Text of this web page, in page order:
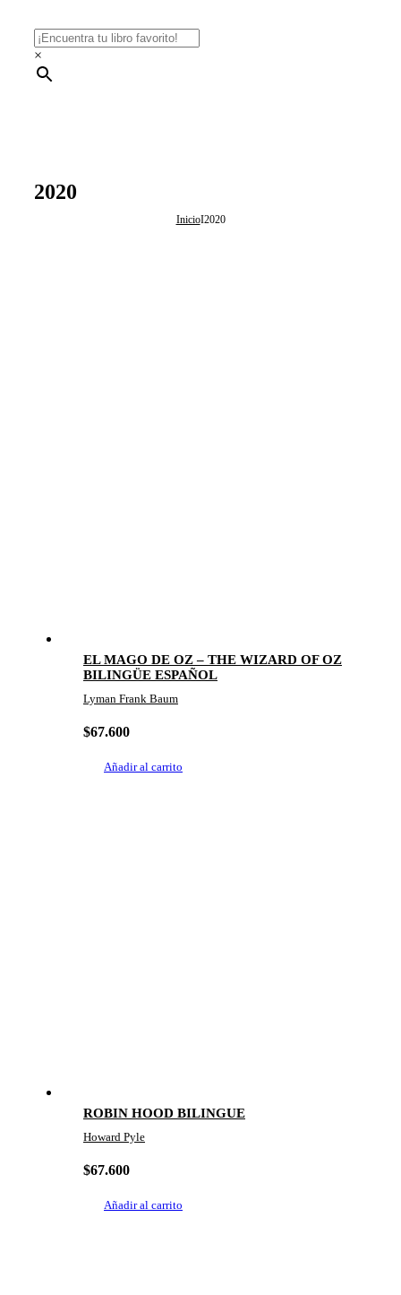
×
2020
InicioI2020
EL MAGO DE OZ – THE WIZARD OF OZ
BILINGÜE ESPAÑOL
Lyman Frank Baum
$67.600
Añadir al carrito
ROBIN HOOD BILINGUE
Howard Pyle
$67.600
Añadir al carrito